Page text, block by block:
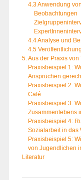
4.3 Anwendung
Beobachtungen
4.4 Analyse und
4.5
5. Aus der Praxis von
Praxisbeispiel 1:
Ansprüchen
Praxisbeispiel 2:
Café
Praxisbeispiel 3:
Zusammenlebens
Praxisbeispiel 4:
Sozialarbeit in das
Praxisbeispiel 5:
von Jugendlichen
Literatur